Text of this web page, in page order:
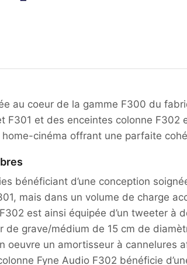
au coeur de la gamme F300 du
F301 et des enceintes colonne
cinéma offrant une parfaite
bénéficiant d’une conception
mais dans un volume de charge
est ainsi équipée d’un tweeter
grave/médium de 15 cm de
un amortisseur à cannelures
Fyne Audio F302 bénéficie